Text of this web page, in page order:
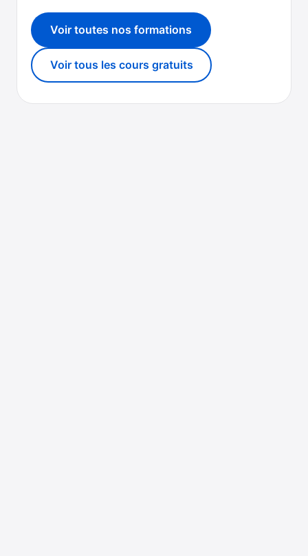
Voir toutes nos formations
Voir tous les cours gratuits